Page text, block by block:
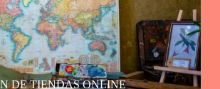
DE TIENDAS ONLINE